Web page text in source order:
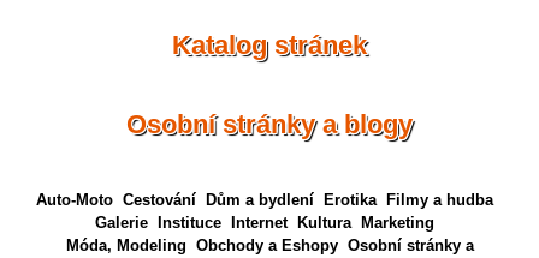
Katalog stránek
Osobní stránky a blogy
Auto-Moto Cestování Dům a bydlení Erotika
Filmy a hudba
Galerie
Instituce Internet Kultura
Marketing
Móda, Modeling Obchody a Eshopy Osobní stránky a